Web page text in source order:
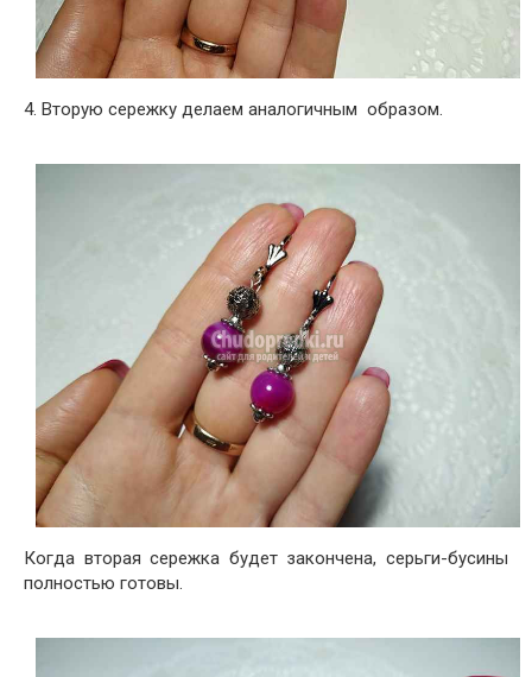
4. Вторую сережку делаем аналогичным образом.
Когда вторая сережка будет закончена, серьги-бусины
полностью готовы.